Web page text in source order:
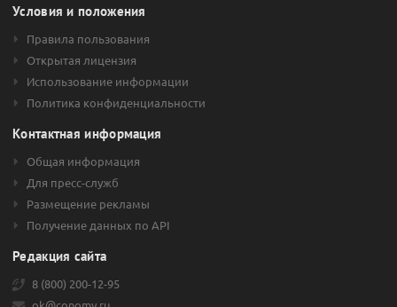
Условия и положения
Правила пользования
Открытая лицензия
Использование информации
Политика конфиденциальности
Контактная информация
Общая информация
Для пресс-служб
Размещение рекламы
Получение данных по API
Редакция сайта
8 (800) 200-12-95